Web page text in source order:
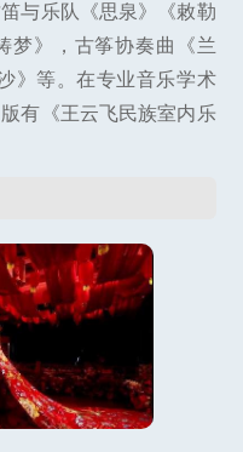
与乐队《思泉》《敕勒
梦》，古筝协奏曲《兰
》等。在专业音乐学术
有《王云飞民族室内乐